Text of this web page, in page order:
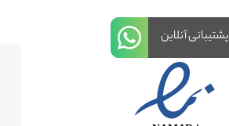
پشتیبانی آنلاین